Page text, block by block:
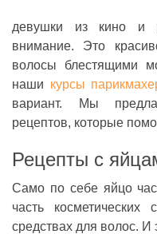
девушки из кино и
внимание. Это
волосы блестящими
наши курсы
вариант. Мы
рецептов, которые
Рецепты с
Само по себе яйцо
часть
средствах для волос. И